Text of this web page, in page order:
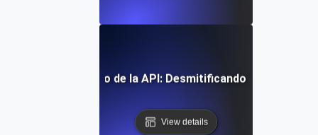
el rendimiento de la API: Desmitificando los SLIs,
View details